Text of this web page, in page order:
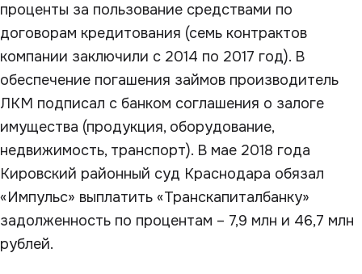
проценты за пользование средствами по
договорам кредитования (семь контрактов
компании заключили с 2014 по 2017 год). В
обеспечение погашения займов производитель
ЛКМ подписал с банком соглашения о залоге
имущества (продукция, оборудование,
недвижимость, транспорт). В мае 2018 года
Кировский районный суд Краснодара обязал
«Импульс» выплатить «Транскапиталбанку»
задолженность по процентам – 7,9 млн и 46,7 млн
рублей.